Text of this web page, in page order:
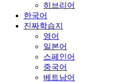
히브리어
한국어
진짜학습지
영어
일본어
스페인어
중국어
베트남어